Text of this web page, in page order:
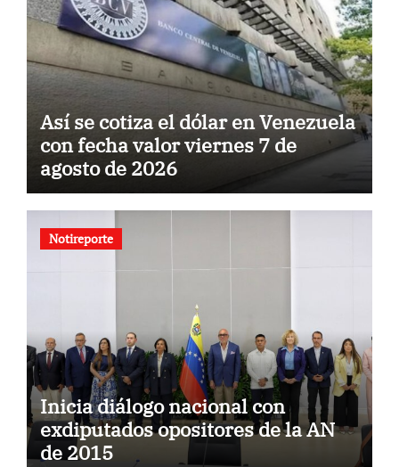
Así se cotiza el dólar en Venezuela
con fecha valor viernes 7 de
agosto de 2026
Notireporte
Inicia diálogo nacional con
exdiputados opositores de la AN
de 2015